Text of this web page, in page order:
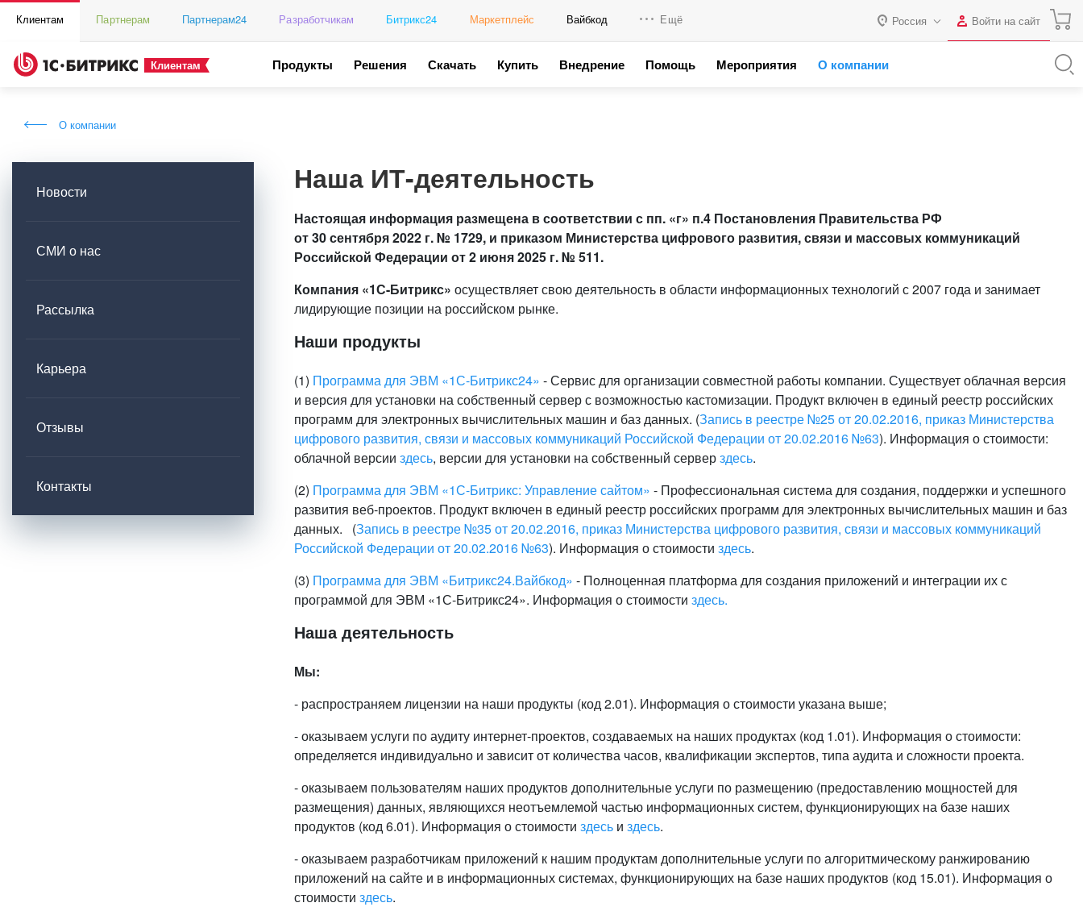
Клиентам Партнерам Партнерам24 Разработчикам Битрикс24 Маркетплейс Вайбкод Ещё
Интеграция с 1С
Россия Войти на сайт
Авторизация
Запомнить меня на этом
Забыли свой пароль?
Клиентам Продукты Решения Скачать Купить Внедрение Помощь Мероприятия О компании
О компании
Новости
СМИ о нас
Рассылка
Карьера
Отзывы
Контакты
Наша ИТ-деятельность
Настоящая информация размещена в соответствии с пп. «г» п.4 Постановления Правительства РФ
от 30 сентября 2022 г. № 1729, и приказом Министерства цифрового развития, связи и массовых коммуникаций
Российской Федерации от 2 июня 2025 г. № 511.
Компания «1С-Битрикс» осуществляет свою деятельность в области информационных технологий с 2007 года и занимает
лидирующие позиции на российском рынке.
Наши продукты
(1) Программа для ЭВМ «1С-Битрикс24» - Сервис для организации совместной работы компании. Существует облачная версия
и версия для установки на собственный сервер с возможностью кастомизации. Продукт включен в единый реестр российских
программ для электронных вычислительных машин и баз данных. (Запись в реестре №25 от 20.02.2016, приказ Министерства
цифрового развития, связи и массовых коммуникаций Российской Федерации от 20.02.2016 №63). Информация о стоимости:
облачной версии здесь, версии для установки на собственный серверздесь.
(2) Программа для ЭВМ «1С-Битрикс: Управление сайтом» - Профессиональная система для создания, поддержки и успешного
развития веб-проектов. Продукт включен в единый реестр российских программ для электронных вычислительных машин и баз
данных. (Запись в реестре №35 от 20.02.2016, приказ Министерства цифрового развития, связи и массовых коммуникаций
Российской Федерации от 20.02.2016 №63). Информация о стоимости здесь.
(3) Программа для ЭВМ «Битрикс24.Вайбкод» - Полноценная платформа для создания приложений и интеграции их с
программой для ЭВМ «1С-Битрикс24». Информация о стоимости здесь.
Наша деятельность
Мы:
- распространяем лицензии на наши продукты (код 2.01). Информация о стоимости указана выше;
- оказываем услуги по аудиту интернет-проектов, создаваемых на наших продуктах (код 1.01). Информация о стоимости:
определяется индивидуально и зависит от количества часов, квалификации экспертов, типа аудита и сложности проекта.
- оказываем пользователям наших продуктов дополнительные услуги по размещению (предоставлению мощностей для
размещения) данных, являющихся неотъемлемой частью информационных систем, функционирующих на базе наших
продуктов (код 6.01). Информация о стоимости здесь и здесь.
- оказываем разработчикам приложений к нашим продуктам дополнительные услуги по алгоритмическому ранжированию
приложений на сайте и в информационных системах, функционирующих на базе наших продуктов (код 15.01). Информация о
стоимости здесь.